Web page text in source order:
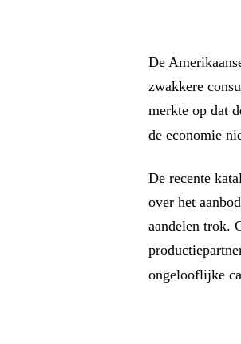
De
zwakkere
merkte op dat
de economie
De recente
over het
aandelen trok.
ongelooflijke